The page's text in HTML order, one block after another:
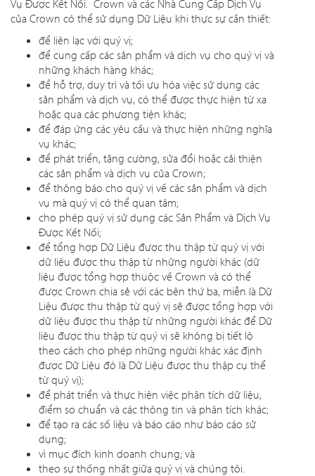
Vụ Được Kết Nối. Crown và các Nhà Cung Cấp Dịch Vụ
của Crown có thể sử dụng Dữ Liệu khi thực sự cần thiết:
để liên lạc với quý vị;
để cung cấp các sản phẩm và dịch vụ cho quý vị và
những khách hàng khác;
để hỗ trợ, duy trì và tối ưu hóa việc sử dụng các
sản phẩm và dịch vụ, có thể được thực hiện từ xa
hoặc qua các phương tiện khác;
để đáp ứng các yêu cầu và thực hiện những nghĩa
vụ khác;
để phát triển, tăng cường, sửa đổi hoặc cải thiện
các sản phẩm và dịch vụ của Crown;
để thông báo cho quý vị về các sản phẩm và dịch
vụ mà quý vị có thể quan tâm;
cho phép quý vị sử dụng các Sản Phẩm và Dịch Vụ
Được Kết Nối;
để tổng hợp Dữ Liệu được thu thập từ quý vị với
dữ liệu được thu thập từ những người khác (dữ
liệu được tổng hợp thuộc về Crown và có thể
được Crown chia sẻ với các bên thứ ba, miễn là Dữ
Liệu được thu thập từ quý vị sẽ được tổng hợp với
dữ liệu được thu thập từ những người khác để Dữ
liệu được thu thập từ quý vị sẽ không bị tiết lộ
theo cách cho phép những người khác xác định
được Dữ Liệu đó là Dữ Liệu được thu thập cụ thể
từ quý vị);
để phát triển và thực hiện việc phân tích dữ liệu,
điểm so chuẩn và các thông tin và phân tích khác;
để tạo ra các số liệu và báo cáo như báo cáo sử
dụng;
vì mục đích kinh doanh chung; và
theo sự thống nhất giữa quý vị và chúng tôi.